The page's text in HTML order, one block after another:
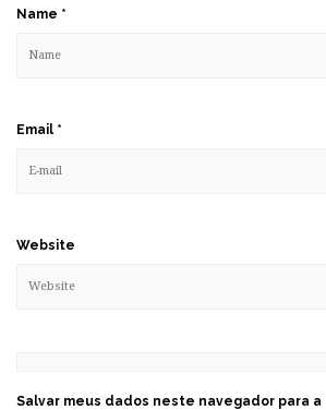
Name *
Email *
Website
Salvar meus dados neste navegador para a